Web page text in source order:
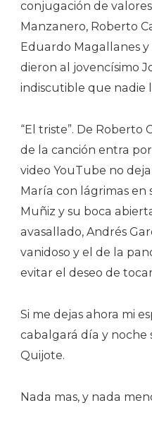
conjugación de
Manzanero, Roberto
Eduardo Magallanes
dieron al jovencísimo
indiscutible que nadie
“El triste”. De Roberto
de la canción entra
video YouTube no
María con lágrimas en
Muñiz y su boca
avasallado, Andrés
vanidoso y el de la
evitar el deseo de
Si me dejas ahora mi
cabalgará día y noche
Quijote.
Nada mas, y nada